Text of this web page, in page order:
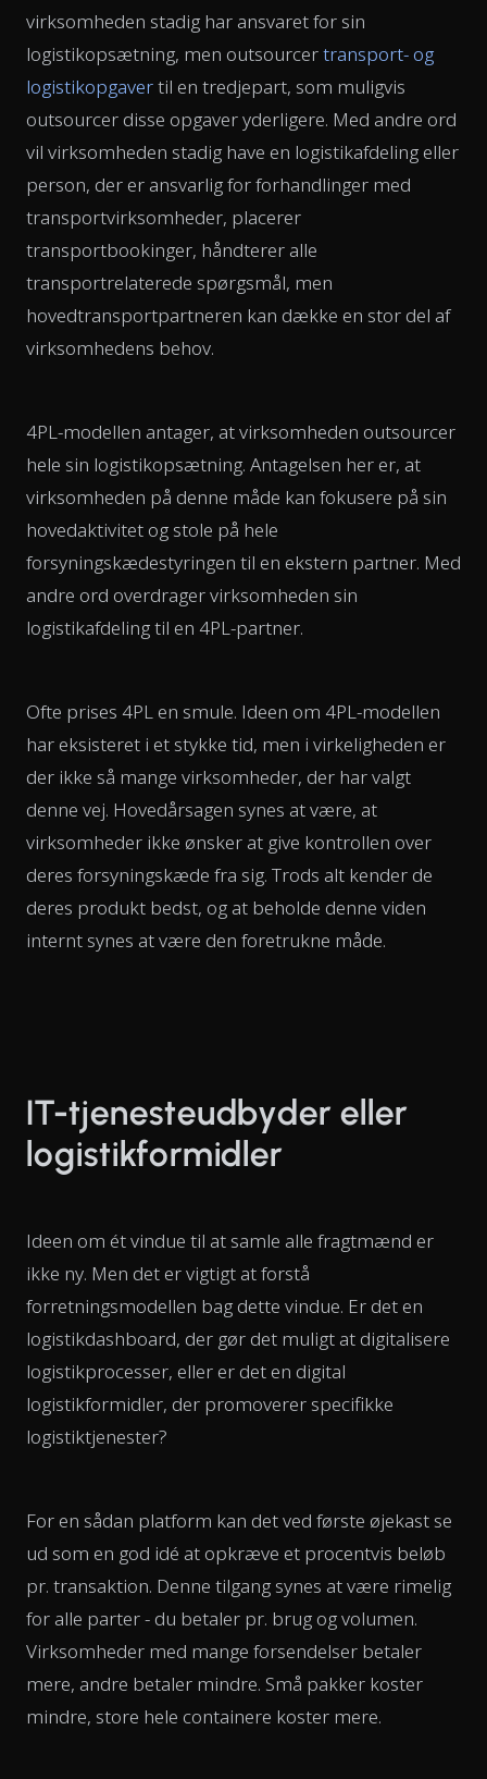
virksomheden stadig har ansvaret for sin
logistikopsætning, men outsourcertransport- og
logistikopgavertil en tredjepart, som muligvis
outsourcer disse opgaver yderligere. Med andre ord
vil virksomheden stadig have en logistikafdeling eller
person, der er ansvarlig for forhandlinger med
transportvirksomheder, placerer
transportbookinger, håndterer alle
transportrelaterede spørgsmål, men
hovedtransportpartneren kan dække en stor del af
virksomhedens behov.
4PL-modellen antager, at virksomheden outsourcer
hele sin logistikopsætning. Antagelsen her er, at
virksomheden på denne måde kan fokusere på sin
hovedaktivitet og stole på hele
forsyningskædestyringen til en ekstern partner. Med
andre ord overdrager virksomheden sin
logistikafdeling til en 4PL-partner.
Ofte prises 4PL en smule. Ideen om 4PL-modellen
har eksisteret i et stykke tid, men i virkeligheden er
der ikke så mange virksomheder, der har valgt
denne vej. Hovedårsagen synes at være, at
virksomheder ikke ønsker at give kontrollen over
deres forsyningskæde fra sig. Trods alt kender de
deres produkt bedst, og at beholde denne viden
internt synes at være den foretrukne måde.
IT-tjenesteudbyder eller
logistikformidler
Ideen om ét vindue til at samle alle fragtmænd er
ikke ny. Men det er vigtigt at forstå
forretningsmodellen bag dette vindue. Er det en
logistikdashboard, der gør det muligt at digitalisere
logistikprocesser, eller er det en digital
logistikformidler, der promoverer specifikke
logistiktjenester?
For en sådan platform kan det ved første øjekast se
ud som en god idé at opkræve et procentvis beløb
pr. transaktion. Denne tilgang synes at være rimelig
for alle parter - du betaler pr. brug og volumen.
Virksomheder med mange forsendelser betaler
mere, andre betaler mindre. Små pakker koster
mindre, store hele containere koster mere.